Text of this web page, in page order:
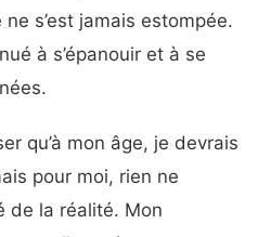
s’est jamais estompée.
à s’épanouir et à se
qu’à mon âge, je devrais
pour moi, rien ne
de la réalité. Mon